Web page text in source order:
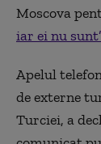
Moscova
iar ei nu
Apelul
de externe
Turciei, a